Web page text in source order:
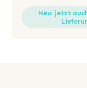
Neu: jetzt